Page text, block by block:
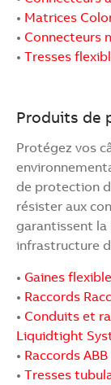
• Matrices
• Connecteurs
• Tresses
Produits de
Protégez vos
de protection
résister aux
garantissent
infrastructure
• Gaines
• Raccords
• Conduits et
Liquidtight
• Raccords ABB
• Tresses